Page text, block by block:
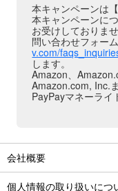
本キャンペーンは
本キャンペーンに
お受けしておりま
問い合わせフォー
v.com/
します。
Amazon、
Amazon.com, Inc.
PayPayマネーライ
会社概要
個人情報の取り扱いにつ